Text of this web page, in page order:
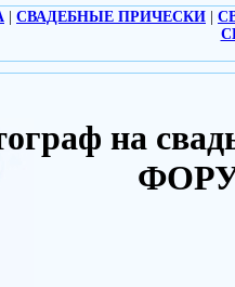
СВАДЕБНЫЕ ПРИЧЕСКИ
на